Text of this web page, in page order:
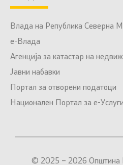
Влада на Република Северна
е-Влада
Агенција за катастар на
Јавни набавки
Портал за отворени податоци
Национален Портал за е-Услуги
© 2025 – 2026 Општина